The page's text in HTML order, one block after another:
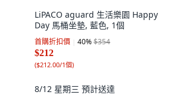
LiPACO aguard 生活樂園 Happy
Day 馬桶坐墊, 藍色, 1個
首購折扣價 40%$354
$212
($212.00/1個)
8/12 星期三 預計送達